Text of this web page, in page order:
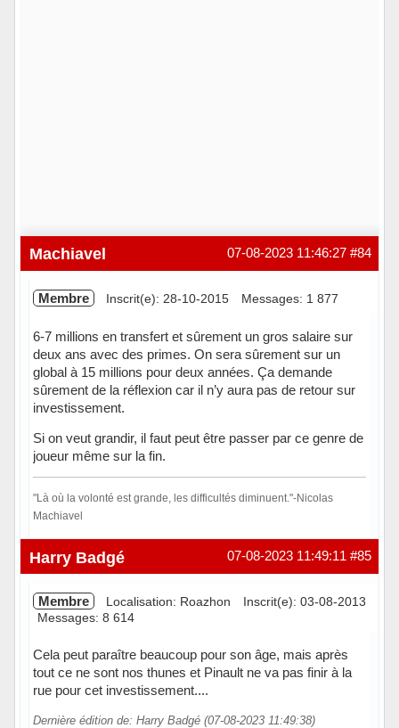
#84
07-08-2023 11:46:27
Machiavel
Membre Inscrit(e): 28-10-2015 Messages: 1 877
6-7 millions en transfert et sûrement un gros salaire sur
deux ans avec des primes. On sera sûrement sur un
global à 15 millions pour deux années. Ça demande
sûrement de la réflexion car il n’y aura pas de retour sur
investissement.
Si on veut grandir, il faut peut être passer par ce genre de
joueur même sur la fin.
"Là où la volonté est grande, les difficultés diminuent."-Nicolas
Machiavel
Hors ligne #85
07-08-2023 11:49:11
Harry Badgé
Membre Localisation: Roazhon
Inscrit(e): 03-08-2013
Messages: 8 614
Cela peut paraître beaucoup pour son âge, mais après
tout ce ne sont nos thunes et Pinault ne va pas finir à la
rue pour cet investissement....
Dernière édition de: Harry Badgé (07-08-2023 11:49:38)